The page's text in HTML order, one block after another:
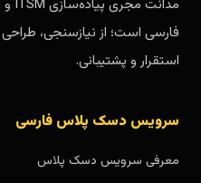
فارسی است؛ از نیازسنجی،
استقرار و پشتیبانی.
سرویس دسک پلاس فارسی
معرفی سرویس دسک پلاس